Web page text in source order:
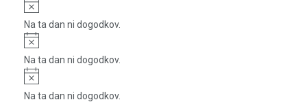
Notice
Na ta dan ni dogodkov.
Notice
Na ta dan ni dogodkov.
Notice
Na ta dan ni dogodkov.